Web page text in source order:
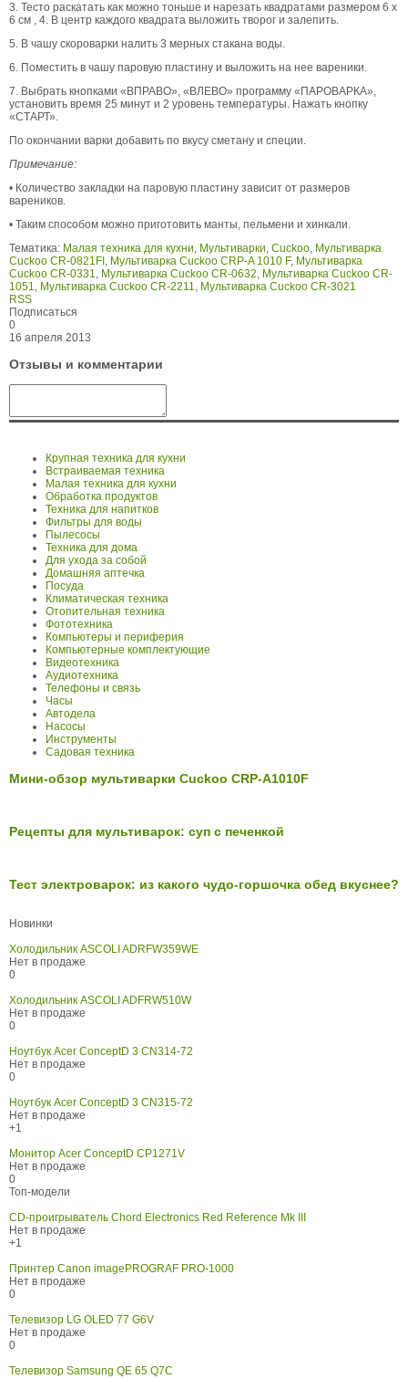
3. Тесто раскатать как можно тоньше и нарезать квадратами размером 6 х
6 см , 4. В центр каждого квадрата выложить творог и залепить.
5. В чашу скороварки налить 3 мерных стакана воды.
6. Поместить в чашу паровую пластину и выложить на нее вареники.
7. Выбрать кнопками «ВПРАВО», «ВЛЕВО» программу «ПАРОВАРКА»,
установить время 25 минут и 2 уровень температуры. Нажать кнопку
«СТАРТ».
По окончании варки добавить по вкусу сметану и специи.
Примечание:
• Количество закладки на паровую пластину зависит от размеров
вареников.
• Таким способом можно приготовить манты, пельмени и хинкали.
Тематика: Малая техника для кухни, Мультиварки, Cuckoo, Мультиварка
Cuckoo CR-0821FI , Мультиварка Cuckoo CRP-A 1010 F, Мультиварка
Cuckoo CR-0331, Мультиварка Cuckoo CR-0632, Мультиварка Cuckoo CR-
1051, Мультиварка Cuckoo CR-2211, Мультиварка Cuckoo CR-3021
RSS
Подписаться
0
16 апреля 2013
Отзывы и комментарии
Крупная техника для кухни
Встраиваемая техника
Малая техника для кухни
Обработка продуктов
Техника для напитков
Фильтры для воды
Пылесосы
Техника для дома
Для ухода за собой
Домашняя аптечка
Посуда
Климатическая техника
Отопительная техника
Фототехника
Компьютеры и периферия
Компьютерные комплектующие
Видеотехника
Аудиотехника
Телефоны и связь
Часы
Автодела
Насосы
Инструменты
Садовая техника
Мини-обзор мультиварки Cuckoo CRP-А1010F
Рецепты для мультиварок: суп с печенкой
Тест электроварок: из какого чудо-горшочка обед вкуснее?
Новинки
Холодильник ASCOLI ADRFW359WE
Нет в продаже
0
Холодильник ASCOLI ADFRW510W
Нет в продаже
0
Ноутбук Acer ConceptD 3 CN314-72
Нет в продаже
0
Ноутбук Acer ConceptD 3 CN315-72
Нет в продаже
+1
Монитор Acer ConceptD CP1271V
Нет в продаже
0
Топ-модели
CD-проигрыватель Chord Electronics Red Reference Mk III
Нет в продаже
+1
Принтер Canon imagePROGRAF PRO-1000
Нет в продаже
0
Телевизор LG OLED 77 G6V
Нет в продаже
0
Телевизор Samsung QE 65 Q7C